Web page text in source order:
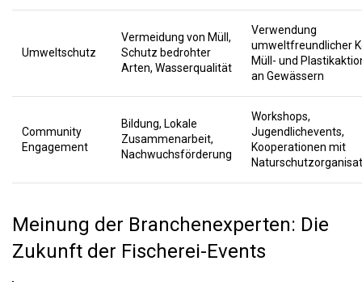
Umweltschutz
Vermeidung von Müll,
Schutz bedrohter
Arten, Wasserqualität
Verwendung
umweltfreundlicher
Müll- und
an Gewässern
Community
Engagement
Bildung, Lokale
Zusammenarbeit,
Nachwuchsförderung
Workshops,
Jugendlichevents,
Kooperationen mit
Meinung der Branchenexperten: Die
Zukunft der Fischerei-Events